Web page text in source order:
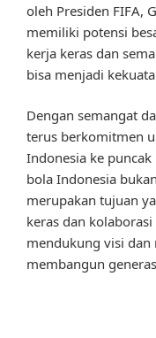
oleh Presiden FIFA,
memiliki potensi
kerja keras dan
bisa menjadi
Dengan semangat
terus berkomitmen
Indonesia ke puncak
bola Indonesia
merupakan tujuan
keras dan
mendukung visi dan
membangun